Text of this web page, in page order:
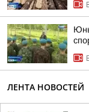
ЛЕНТА НОВОСТЕЙ